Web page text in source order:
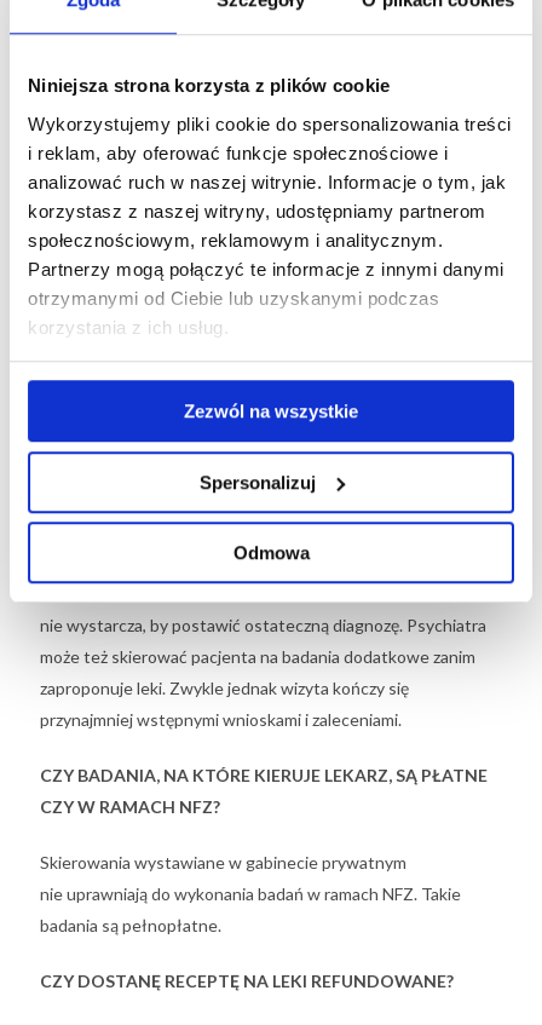
Niniejsza strona korzysta z plików cookie
Wykorzystujemy pliki cookie do spersonalizowania treści
i reklam, aby oferować funkcje społecznościowe i
analizować ruch w naszej witrynie. Informacje o tym, jak
korzystasz z naszej witryny, udostępniamy partnerom
społecznościowym, reklamowym i analitycznym.
Partnerzy mogą połączyć te informacje z innymi danymi
otrzymanymi od Ciebie lub uzyskanymi podczas
korzystania z ich usług.
Zezwól na wszystkie
Spersonalizuj
Odmowa
elektroencefalografii (eeg), jeśli takie były wykonywane,
przypomnieć sobie od kiedy trwają objawy, czy ich początek
wiąże się z jakimiś trudnymi dla Ciebie zdarzeniami. Jeśli masz
kłopoty z pamięcią lub uporządkowaniem tych informacji
warto poprosić kogoś z bliskich, aby Ci towarzyszył. Na koniec
wizyty psychiatra może poprosić do gabinetu bliską Ci osobę
i dopytać o to, czego nie pamiętałeś.
Zazwyczaj pierwsza wizyta trwa co najmniej 50 minut, dlatego
o dotychczasowe leczenie psychiatryczne, jeśli takie było.
Zapyta też o sytuację życiową, o rodzinę, także
tę z której pochodzisz, o choroby, na które chorowałeś,
nie wystarcza, by postawić ostateczną diagnozę. Psychiatra
może też skierować pacjenta na badania dodatkowe zanim
zaproponuje leki. Zwykle jednak wizyta kończy się
przynajmniej wstępnymi wnioskami i zaleceniami.
CZY BADANIA, NA KTÓRE KIERUJE LEKARZ, SĄ PŁATNE
CZY W RAMACH NFZ?
Skierowania wystawiane w gabinecie prywatnym
nie uprawniają do wykonania badań w ramach NFZ. Takie
badania są pełnopłatne.
CZY DOSTANĘ RECEPTĘ NA LEKI REFUNDOWANE?